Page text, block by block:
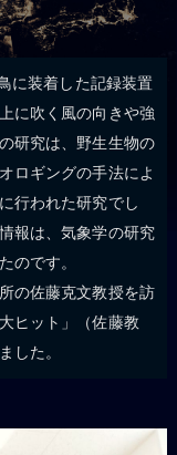
に装着した記録装置
に吹く風の向きや強
研究は、野生生物の
ロギングの手法によ
行われた研究でし
報は、気象学の研究
のです。
の佐藤克文教授を訪
ヒット」（佐藤教
した。